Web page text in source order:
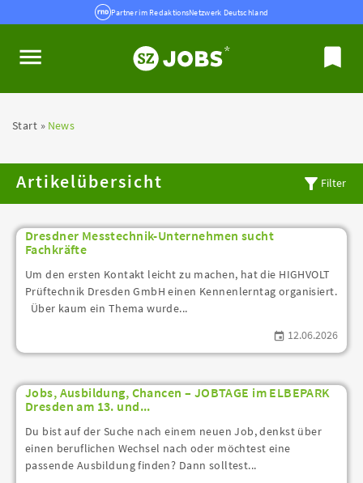
Partner im RedaktionsNetzwerk Deutschland
Start News
Artikelübersicht Filter
Dresdner Messtechnik-Unternehmen sucht
Fachkräfte
Um den ersten Kontakt leicht zu machen, hat die HIGHVOLT
Prüftechnik Dresden GmbH einen Kennenlerntag organisiert.
Über kaum ein Thema wurde...
12.06.2026
Jobs, Ausbildung, Chancen – JOBTAGE im ELBEPARK
Dresden am 13. und...
Du bist auf der Suche nach einem neuen Job, denkst über
einen beruflichen Wechsel nach oder möchtest eine
passende Ausbildung finden? Dann solltest...